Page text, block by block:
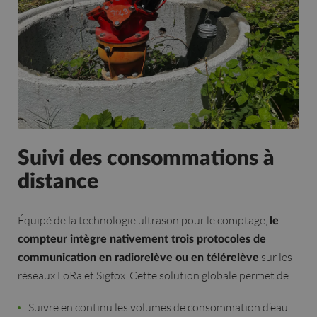
Suivi des consommations à
distance
Équipé de la technologie ultrason pour le comptage, le
compteur intègre nativement trois protocoles de
communication en radiorelève ou en télérelève sur les
réseaux LoRa et Sigfox. Cette solution globale permet de :
Suivre en continu les volumes de consommation d’eau